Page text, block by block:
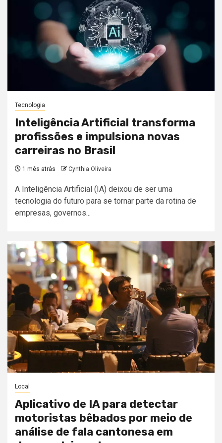
Tecnologia
Inteligência Artificial transforma
profissões e impulsiona novas
carreiras no Brasil
1 mês atrás Cynthia Oliveira
A Inteligência Artificial (IA) deixou de ser uma
tecnologia do futuro para se tornar parte da rotina de
empresas, governos...
Local
Aplicativo de IA para detectar
motoristas bêbados por meio de
análise de fala cantonesa em